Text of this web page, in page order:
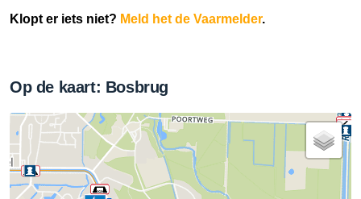
Klopt er iets niet? Meld het de Vaarmelder.
Op de kaart: Bosbrug